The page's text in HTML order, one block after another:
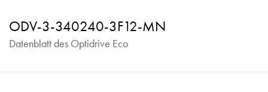
ODV-3-340240-3F12-MN
Datenblatt des Optidrive Eco